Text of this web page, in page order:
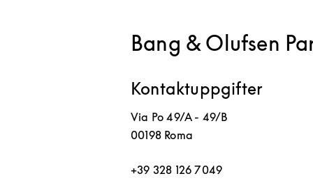
Bang & Olufsen
Kontaktuppgifter
Via Po 49/A - 49/B
00198 Roma
+39 328 126 7049